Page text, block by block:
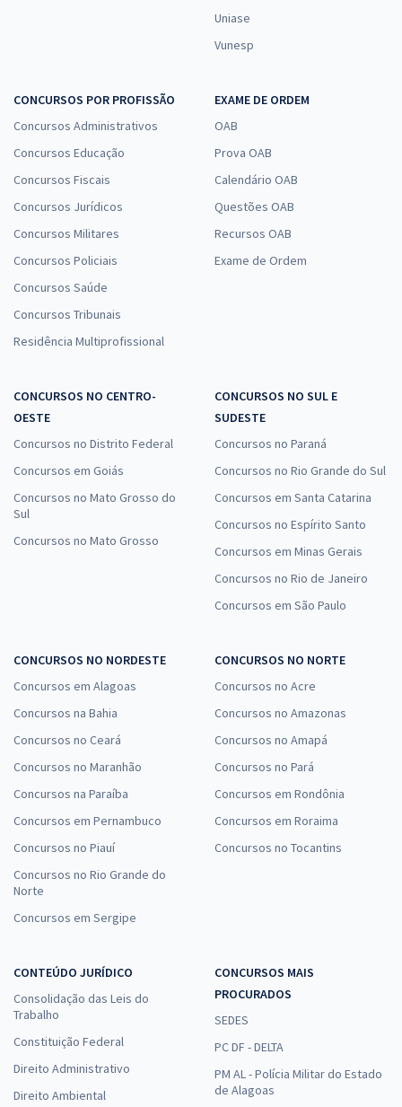
Uniase
Vunesp
CONCURSOS POR PROFISSÃO
Concursos Administrativos
Concursos Educação
Concursos Fiscais
Concursos Jurídicos
Concursos Militares
Concursos Policiais
Concursos Saúde
Concursos Tribunais
Residência Multiprofissional
EXAME DE ORDEM
OAB
Prova OAB
Calendário OAB
Questões OAB
Recursos OAB
Exame de Ordem
CONCURSOS NO CENTRO-
OESTE
Concursos no Distrito Federal
Concursos em Goiás
Concursos no Mato Grosso do
Sul
Concursos no Mato Grosso
CONCURSOS NO SUL E
SUDESTE
Concursos no Paraná
Concursos no Rio Grande do Sul
Concursos em Santa Catarina
Concursos no Espírito Santo
Concursos em Minas Gerais
Concursos no Rio de Janeiro
Concursos em São Paulo
CONCURSOS NO NORDESTE
Concursos em Alagoas
Concursos na Bahia
Concursos no Ceará
Concursos no Maranhão
Concursos na Paraíba
Concursos em Pernambuco
Concursos no Piauí
Concursos no Rio Grande do
Norte
Concursos em Sergipe
CONCURSOS NO NORTE
Concursos no Acre
Concursos no Amazonas
Concursos no Amapá
Concursos no Pará
Concursos em Rondônia
Concursos em Roraima
Concursos no Tocantins
CONTEÚDO JURÍDICO
Consolidação das Leis do
Trabalho
Constituição Federal
Direito Administrativo
Direito Ambiental
CONCURSOS MAIS
PROCURADOS
SEDES
PC DF - DELTA
PM AL - Polícia Militar do Estado
de Alagoas